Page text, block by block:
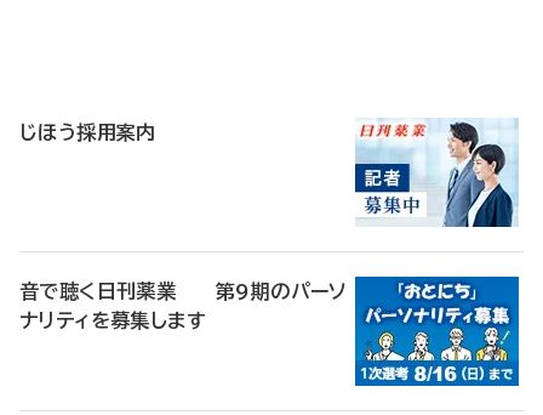
じほう採用案内
音で聴く日刊薬業 第9期のパーソ
ナリティを募集します